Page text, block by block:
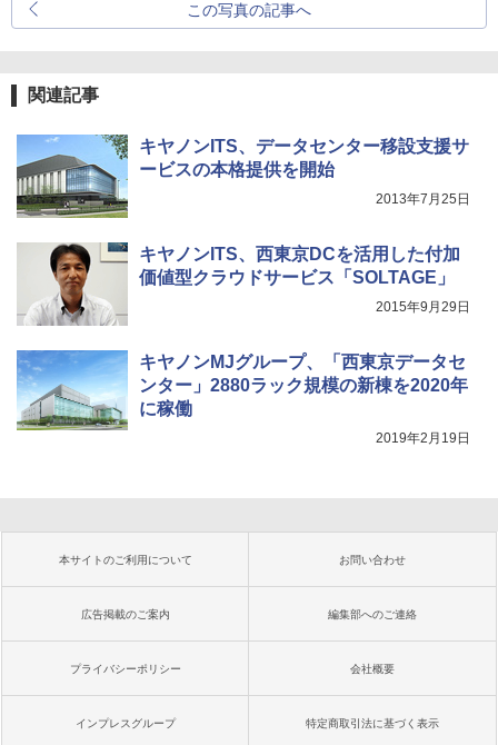
この写真の記事へ
関連記事
キヤノンITS、データセンター移設支援サ
ービスの本格提供を開始
2013年7月25日
キヤノンITS、西東京DCを活用した付加
価値型クラウドサービス「SOLTAGE」
2015年9月29日
キヤノンMJグループ、「西東京データセ
ンター」2880ラック規模の新棟を2020年
に稼働
2019年2月19日
本サイトのご利用について お問い合わせ
広告掲載のご案内 編集部へのご連絡
プライバシーポリシー 会社概要
インプレスグループ 特定商取引法に基づく表示